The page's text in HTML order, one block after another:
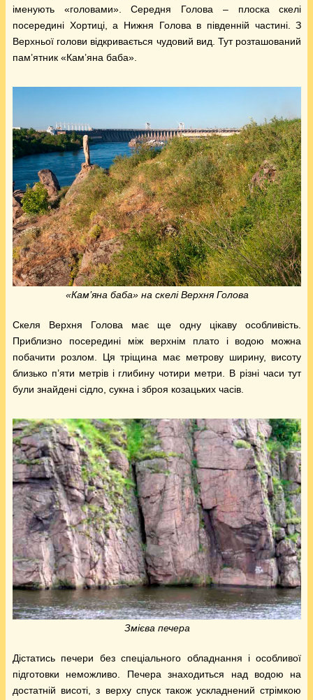
іменують «головами». Середня Голова – плоска скелі
посередині Хортиці, а Нижня Голова в південній частині. З
Верхньої голови відкривається чудовий вид. Тут розташований
пам’ятник «Кам’яна баба».
«Кам’яна баба» на скелі Верхня Голова
Скеля Верхня Голова має ще одну цікаву особливість.
Приблизно посередині між верхнім плато і водою можна
побачити розлом. Ця тріщина має метрову ширину, висоту
близько п’яти метрів і глибину чотири метри. В різні часи тут
були знайдені сідло, сукна і зброя козацьких часів.
Змієва печера
Дістатись печери без спеціального обладнання і особливої
підготовки неможливо. Печера знаходиться над водою на
достатній висоті, з верху спуск також ускладнений стрімкою